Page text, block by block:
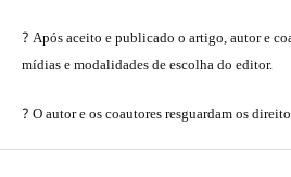
? Após aceito e publicado o artigo, autor e
mídias e modalidades de escolha do editor.
? O autor e os coautores resguardam os